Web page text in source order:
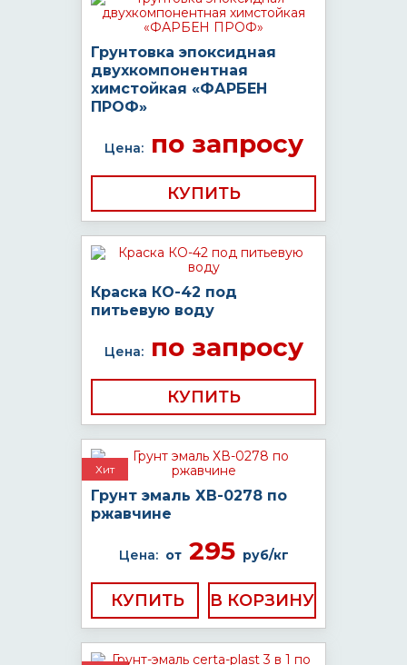
Грунтовка эпоксидная
двухкомпонентная
химстойкая «ФАРБЕН
ПРОФ»
Цена:по запросу
КУПИТЬ
Краска КО-42 под
питьевую воду
Цена:по запросу
КУПИТЬ
Хит
Грунт эмаль ХВ-0278 по
ржавчине
Цена: от295 руб/кг
КУПИТЬ